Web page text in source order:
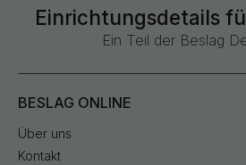
Einrichtungsdetails
Ein Teil der Beslag
BESLAG ONLINE
Über uns
Kontakt